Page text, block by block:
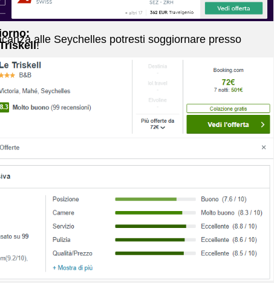
alle Seychelles potresti soggiornare presso
!